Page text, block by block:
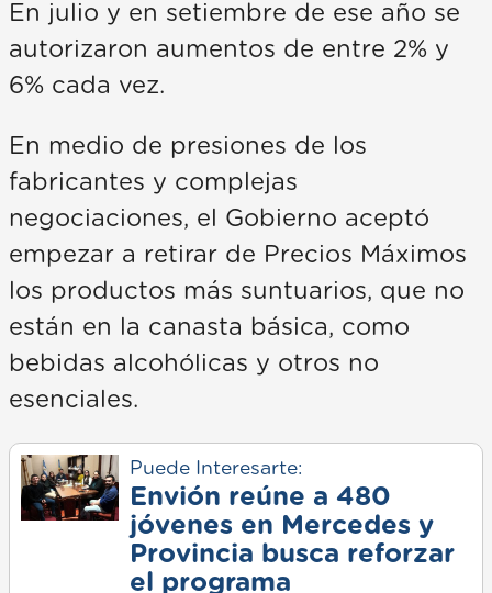
En julio y en setiembre de ese año se
autorizaron aumentos de entre 2% y
6% cada vez.
En medio de presiones de los
fabricantes y complejas
negociaciones, el Gobierno aceptó
empezar a retirar de Precios Máximos
los productos más suntuarios, que no
están en la canasta básica, como
bebidas alcohólicas y otros no
esenciales.
Puede Interesarte:
Envión reúne a 480
jóvenes en Mercedes y
Provincia busca reforzar
el programa